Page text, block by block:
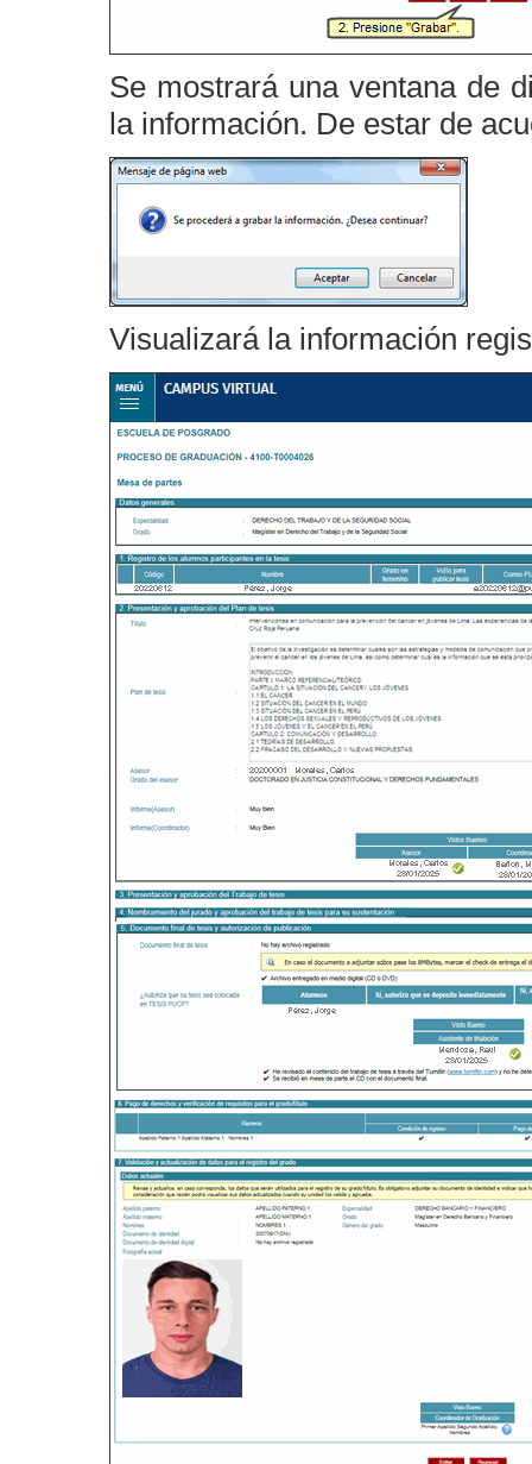
Se mostrará una ventana de
la información. De estar de
Visualizará la información